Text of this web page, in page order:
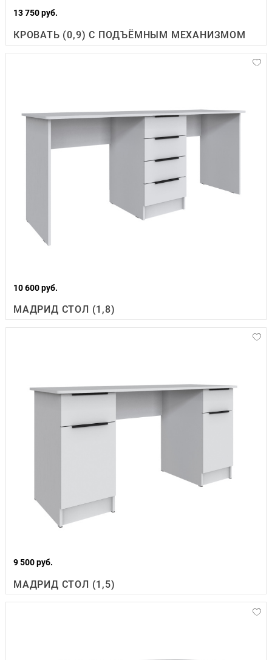
13 750 руб.
КРОВАТЬ (0,9) С ПОДЪЁМНЫМ МЕХАНИЗМОМ
10 600 руб.
МАДРИД СТОЛ (1,8)
9 500 руб.
МАДРИД СТОЛ (1,5)